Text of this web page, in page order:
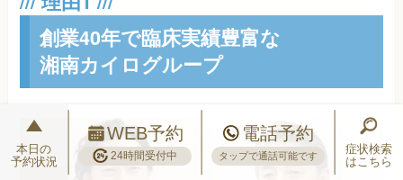
創業40年で臨床実績豊富な
湘南カイログループ
本日の
予約状況
WEB予約
24時間受付中
電話予約
タップで通話可能です
症状検索
はこちら